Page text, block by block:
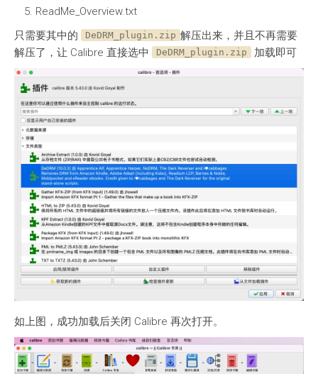
ReadMe_Overview.txt
只需要其中的
DeDRM_plugin.zip 解压出来，并且不再需要
解压了，让 Calibre 直接选中
DeDRM_plugin.zip 加载即可
如上图，成功加载后关闭 Calibre 再次打开。